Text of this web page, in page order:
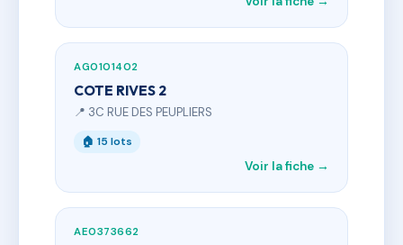
AG0101402
COTE RIVES 2
📍 3C RUE DES PEUPLIERS
🏠 15 lots
Voir la fiche →
AE0373662